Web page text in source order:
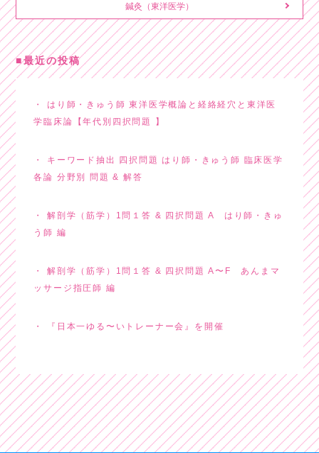
鍼灸（東洋医学）
最近の投稿
はり師・きゅう師 東洋医学概論と経絡経穴と東洋医
学臨床論【年代別四択問題 】
キーワード抽出 四択問題 はり師・きゅう師 臨床医学
各論 分野別 問題 & 解答
解剖学（筋学）1問１答 & 四択問題 A はり師・きゅ
う師 編
解剖学（筋学）1問１答 & 四択問題 A〜F あんまマ
ッサージ指圧師 編
『日本一ゆる〜いトレーナー会』を開催